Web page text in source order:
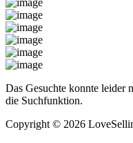
Das Gesuchte konnte leider
die Suchfunktion.
Copyright © 2026